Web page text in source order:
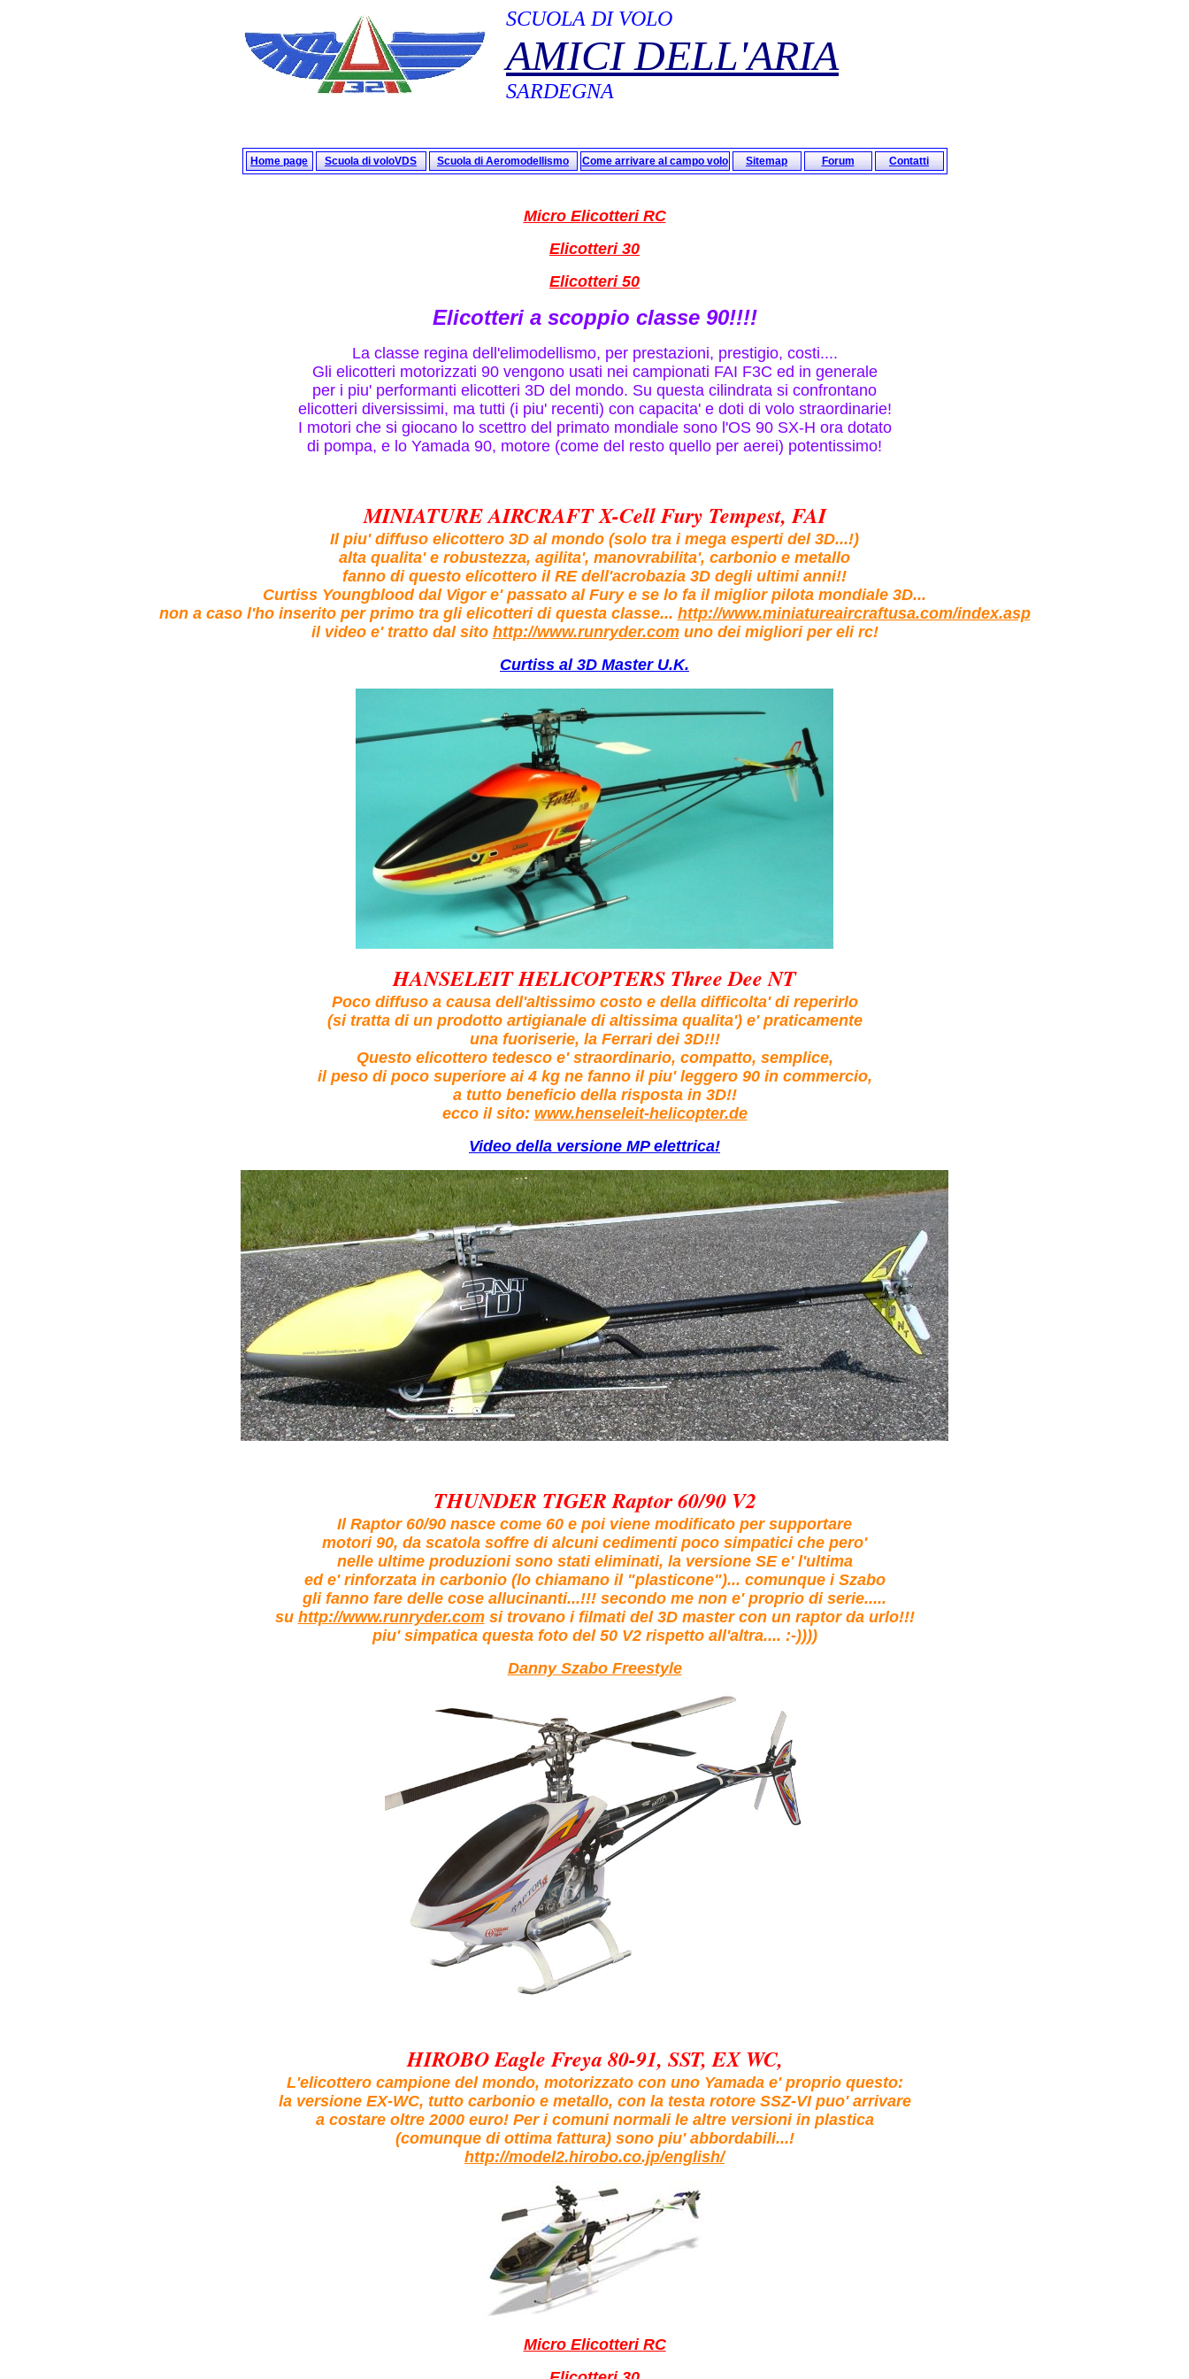
SCUOLA DI VOLO
AMICI DELL'ARIA
SARDEGNA
Home page Scuola di voloVDS Scuola di Aeromodellismo Come arrivare al campo volo Sitemap Forum Contatti
Micro Elicotteri RC
Elicotteri 30
Elicotteri 50
Elicotteri a scoppio classe 90!!!!
La classe regina dell'elimodellismo, per prestazioni, prestigio, costi....
Gli elicotteri motorizzati 90 vengono usati nei campionati FAI F3C ed in generale
per i piu' performanti elicotteri 3D del mondo. Su questa cilindrata si confrontano
elicotteri diversissimi, ma tutti (i piu' recenti) con capacita' e doti di volo straordinarie!
I motori che si giocano lo scettro del primato mondiale sono l'OS 90 SX-H ora dotato
di pompa, e lo Yamada 90, motore (come del resto quello per aerei) potentissimo!
MINIATURE AIRCRAFT X-Cell Fury Tempest, FAI
Il piu' diffuso elicottero 3D al mondo (solo tra i mega esperti del 3D...!)
alta qualita' e robustezza, agilita', manovrabilita', carbonio e metallo
fanno di questo elicottero il RE dell'acrobazia 3D degli ultimi anni!!
Curtiss Youngblood dal Vigor e' passato al Fury e se lo fa il miglior pilota mondiale 3D...
non a caso l'ho inserito per primo tra gli elicotteri di questa classe... http://www.miniatureaircraftusa.com/index.asp
il video e' tratto dal sito http://www.runryder.comuno dei migliori per eli rc!
Curtiss al 3D Master U.K.
HANSELEIT HELICOPTERS Three Dee NT
Poco diffuso a causa dell'altissimo costo e della difficolta' di reperirlo
(si tratta di un prodotto artigianale di altissima qualita') e' praticamente
una fuoriserie, la Ferrari dei 3D!!!
Questo elicottero tedesco e' straordinario, compatto, semplice,
il peso di poco superiore ai 4 kg ne fanno il piu' leggero 90 in commercio,
a tutto beneficio della risposta in 3D!!
ecco il sito: www.henseleit-helicopter.de
Video della versione MP elettrica!
THUNDER TIGER Raptor 60/90 V2
Il Raptor 60/90 nasce come 60 e poi viene modificato per supportare
motori 90, da scatola soffre di alcuni cedimenti poco simpatici che pero'
nelle ultime produzioni sono stati eliminati, la versione SE e' l'ultima
ed e' rinforzata in carbonio (lo chiamano il "plasticone")... comunque i Szabo
gli fanno fare delle cose allucinanti...!!! secondo me non e' proprio di serie.....
su http://www.runryder.comsi trovano i filmati del 3D master con un raptor da urlo!!!
piu' simpatica questa foto del 50 V2 rispetto all'altra.... :-))))
Danny Szabo Freestyle
HIROBO Eagle Freya 80-91, SST, EX WC,
L'elicottero campione del mondo, motorizzato con uno Yamada e' proprio questo:
la versione EX-WC, tutto carbonio e metallo, con la testa rotore SSZ-VI puo' arrivare
a costare oltre 2000 euro! Per i comuni normali le altre versioni in plastica
(comunque di ottima fattura) sono piu' abbordabili...!
http://model2.hirobo.co.jp/english/
Micro Elicotteri RC